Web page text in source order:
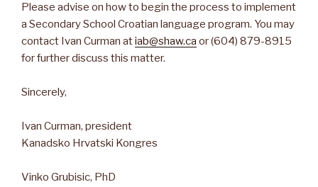
Please advise on how to begin the process to implement
a Secondary School Croatian language program. You may
contact Ivan Curman atiab@shaw.ca or (604) 879-8915
for further discuss this matter.
Sincerely,
Ivan Curman, president
Kanadsko Hrvatski Kongres
Vinko Grubisic, PhD